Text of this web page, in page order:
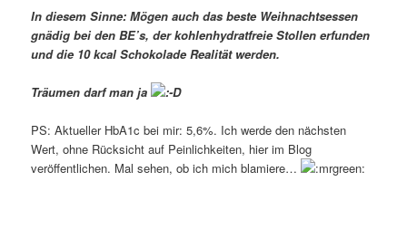
In diesem Sinne: Mögen auch das beste Weihnachtsessen
gnädig bei den BE’s, der kohlenhydratfreie Stollen erfunden
und die 10 kcal Schokolade Realität werden.
Träumen darf man ja
PS: Aktueller HbA1c bei mir: 5,6%. Ich werde den nächsten
Wert, ohne Rücksicht auf Peinlichkeiten, hier im Blog
veröffentlichen. Mal sehen, ob ich mich blamiere…